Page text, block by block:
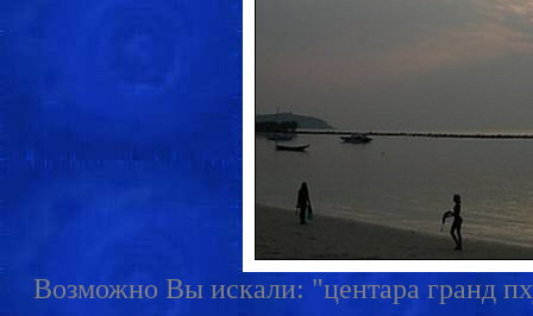
Возможно Вы искали: "центара гранд